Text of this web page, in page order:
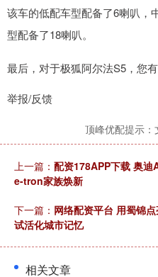
该车的低配车型配备了6喇叭，
型配备了18喇叭。
最后，对于极狐阿尔法S5，您
举报/反馈
顶峰优配提示：
上一篇： 配资178APP下载 奥
e-tron家族焕新
下一篇： 网络配资平台 用蜀锦
试活化城市记忆
相关文章